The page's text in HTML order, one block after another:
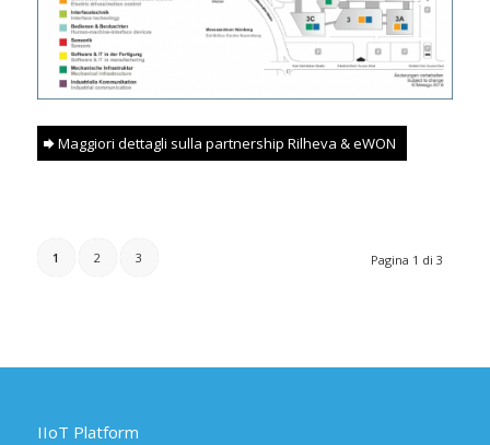
Maggiori dettagli sulla partnership Rilheva & eWON
Pagina 1 di 3
1 2 3
IIoT Platform